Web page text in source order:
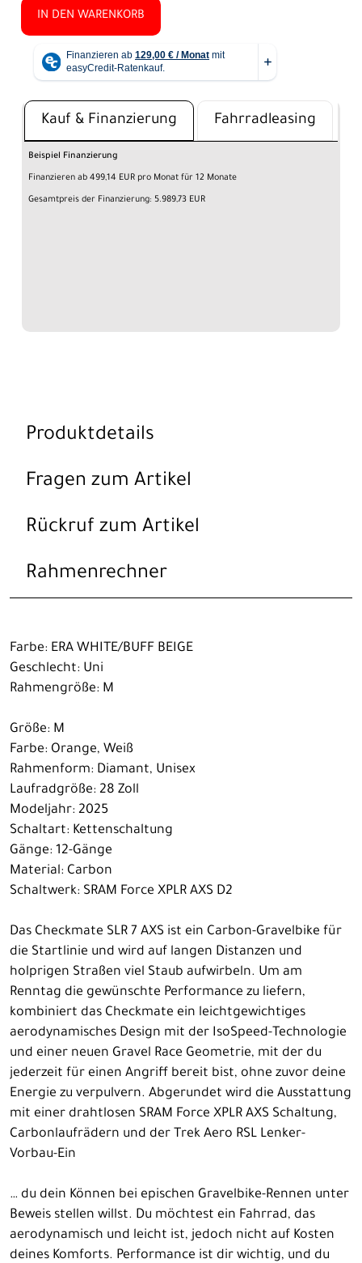
IN DEN WARENKORB
Kauf & Finanzierung Fahrradleasing
Beispiel Finanzierung
Finanzieren ab 499,14 EUR pro Monat für 12 Monate
Gesamtpreis der Finanzierung: 5.989,73 EUR
Produktdetails
Fragen zum Artikel
Rückruf zum Artikel
Rahmenrechner
Farbe: ERA WHITE/BUFF BEIGE
Geschlecht: Uni
Rahmengröße: M
Größe: M
Farbe: Orange, Weiß
Rahmenform: Diamant, Unisex
Laufradgröße: 28 Zoll
Modeljahr: 2025
Schaltart: Kettenschaltung
Gänge: 12-Gänge
Material: Carbon
Schaltwerk: SRAM Force XPLR AXS D2
Das Checkmate SLR 7 AXS ist ein Carbon-Gravelbike für
die Startlinie und wird auf langen Distanzen und
holprigen Straßen viel Staub aufwirbeln. Um am
Renntag die gewünschte Performance zu liefern,
kombiniert das Checkmate ein leichtgewichtiges
aerodynamisches Design mit der IsoSpeed-Technologie
und einer neuen Gravel Race Geometrie, mit der du
jederzeit für einen Angriff bereit bist, ohne zuvor deine
Energie zu verpulvern. Abgerundet wird die Ausstattung
mit einer drahtlosen SRAM Force XPLR AXS Schaltung,
Carbonlaufrädern und der Trek Aero RSL Lenker-
Vorbau-Ein
… du dein Können bei epischen Gravelbike-Rennen unter
Beweis stellen willst. Du möchtest ein Fahrrad, das
aerodynamisch und leicht ist, jedoch nicht auf Kosten
deines Komforts. Performance ist dir wichtig, und du